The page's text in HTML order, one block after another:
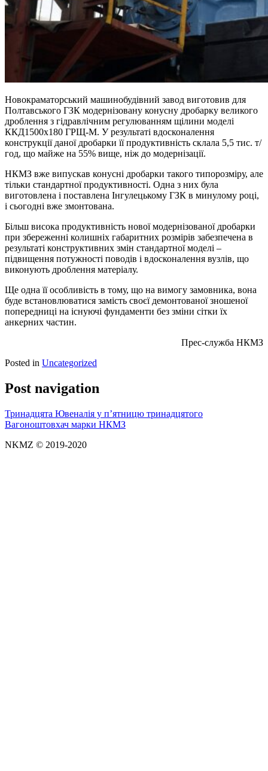
Новокраматорський машинобудівний завод виготовив для
Полтавського ГЗК модернізовану конусну дробарку великого
дроблення з гідравлічним регулюванням щілини моделі
ККД1500х180 ГРЩ-М. У результаті вдосконалення
конструкції даної дробарки її продуктивність склала 5,5 тис. т/
год, що майже на 55% вище, ніж до модернізації.
НКМЗ вже випускав конусні дробарки такого типорозміру, але
тільки стандартної продуктивності. Одна з них була
виготовлена і поставлена Інгулецькому ГЗК в минулому році,
і сьогодні вже змонтована.
Більш висока продуктивність нової модернізованої дробарки
при збереженні колишніх габаритних розмірів забезпечена в
результаті конструктивних змін стандартної моделі –
підвищення потужності поводів і вдосконалення вузлів, що
виконують дроблення матеріалу.
Ще одна її особливість в тому, що на вимогу замовника, вона
буде встановлюватися замість своєї демонтованої зношеної
попередниці на існуючі фундаменти без зміни сітки їх
анкерних частин.
Прес-служба НКМЗ
Posted in Uncategorized
Post navigation
Тринадцята Ювеналія у п’ятницю тринадцятого
Вагоноштовхач марки НКМЗ
NKMZ © 2019-2020